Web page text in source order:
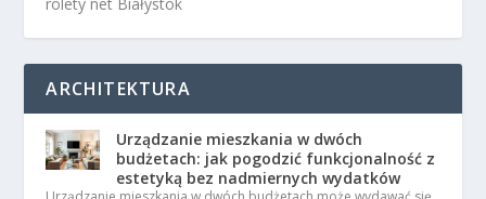
ARCHITEKTURA
Urządzanie mieszkania w dwóch
budżetach: jak pogodzić funkcjonalność z
estetyką bez nadmiernych wydatków